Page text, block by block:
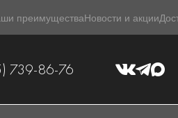
преимуществаНовости и акции
739-86-76